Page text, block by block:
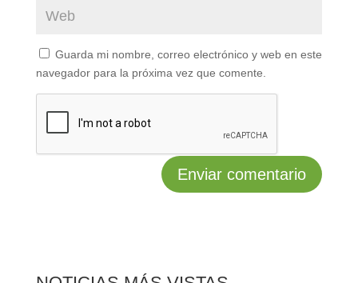
Guarda mi nombre, correo electrónico y web en este
navegador para la próxima vez que comente.